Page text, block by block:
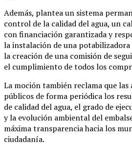
Además, plantea un sistema
control de la calidad del agua, un
con financiación garantizada y
la instalación de una
la creación de una comisión de
el cumplimiento de todos los
La moción también reclama que
públicos de forma periódica los
de calidad del agua, el grado de
y la evolución ambiental del
máxima transparencia hacia los
ciudadanía.